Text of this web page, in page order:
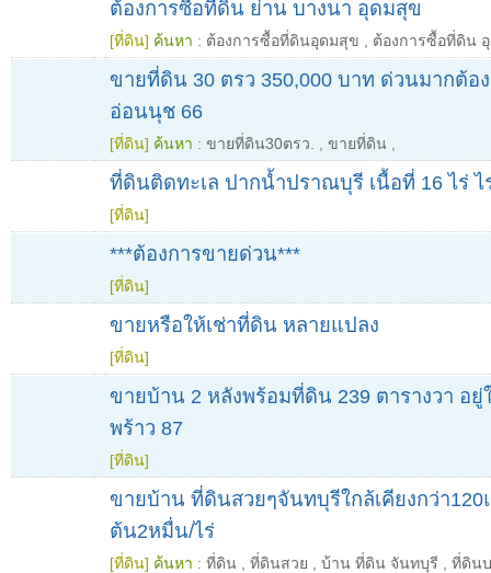
ต้องการซื้อที่ดิน ย่าน บางนา อุดมสุข
[ที่ดิน] ค้นหา : ต้องการซื้อที่ดินอุดมสุข ต้องการซื้อที่ดิน
ขายที่ดิน 30 ตรว 350,000 บาท ด่วนมากต้อ
อ่อนนุช 66
[ที่ดิน] ค้นหา : ขายที่ดิน30ตรว. ขายที่ดิน
ที่ดินติดทะเล ปากน้ำปราณบุรี เนื้อที่ 16 ไร่ ไ
[ที่ดิน]
***ต้องการขายด่วน***
[ที่ดิน]
ขายหรือให้เช่าที่ดิน หลายแปลง
[ที่ดิน]
ขายบ้าน 2 หลังพร้อมที่ดิน 239 ตารางวา อ
พร้าว 87
[ที่ดิน]
ขายบ้าน ที่ดินสวยๆจันทบุรีใกล้เคียงกว่า120
ต้น2หมื่น/ไร่
[ที่ดิน] ค้นหา : ที่ดิน ที่ดินสวย บ้าน ที่ดิน จันทบุรี ที่ดิน